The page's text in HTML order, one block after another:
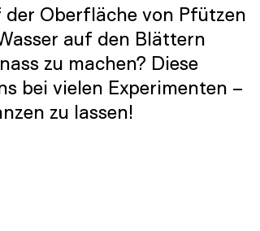
der Oberfläche von Pfützen
auf den Blättern
zu machen? Diese
bei vielen Experimenten –
zu lassen!